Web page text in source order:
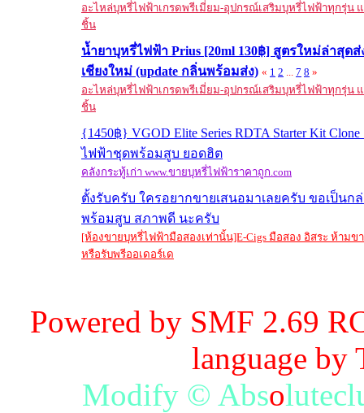
อะไหล่บุหรี่ไฟฟ้าเกรดพรีเมี่ยม-อุปกรณ์เสริมบุหรี่ไฟฟ้าทุกรุ่น
ชิ้น
น้ำยาบุหรี่ไฟฟ้า Prius [20ml 130฿] สูตรใหม่ล่าสุดส่
เชียงใหม่ (update กลิ่นพร้อมส่ง) « 1 2 7 8 »
อะไหล่บุหรี่ไฟฟ้าเกรดพรีเมี่ยม-อุปกรณ์เสริมบุหรี่ไฟฟ้าทุกรุ่น
ชิ้น
{1450฿} VGOD Elite Series RDTA Starter Kit
ไฟฟ้าชุดพร้อมสูบ ยอดฮิต
คลังกระทู้เก่า www.ขายบุหรี่ไฟฟ้าราคาถูก.com
ตั้งรับครับ ใครอยากขายเสนอมาเลยครับ ขอเป็นก
พร้อมสูบ สภาพดี นะครับ
[ห้องขายบุหรี่ไฟฟ้ามือสองเท่านั้น]E-Cigs มือสอง อิสระ ห้ามข
หรือรับพรีออเดอร์เด
Powered by SMF 2.69
language
Modify © Absolutecl